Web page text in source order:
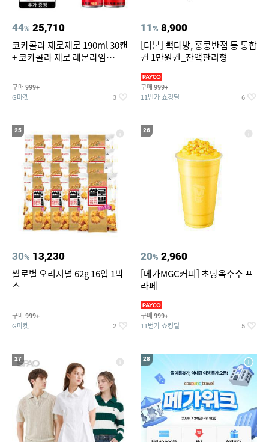
44% 25,710
코카콜라 제로제로 190ml 30캔
+ 코카콜라 제로 레몬라임
티커 세트
구매 999+
G마켓 3
11% 8,900
[더본] 빽다방, 홍콩반점 등 통합
권 1만원권_잔액관리형
구매 999+
11번가 쇼킹딜 6
25
30% 13,230
쌀로별 오리지널 62g 16입 1박
스
구매 999+
G마켓 2
26
20% 2,960
[메가MGC커피] 초당옥수수 프
라페
구매 999+
11번가 쇼킹딜 5
27 28